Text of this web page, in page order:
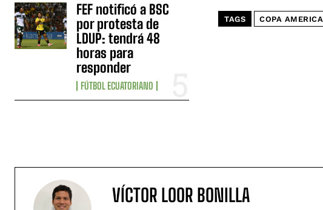
FEF notificó a BSC
por protesta de
LDUP: tendrá 48
horas para
responder
FÚTBOL ECUATORIANO
TAGS COPA AMERICA
VÍCTOR LOOR BONILLA